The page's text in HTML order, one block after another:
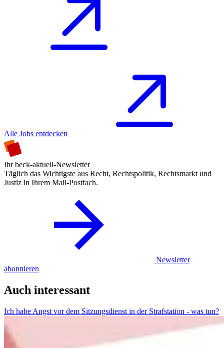
Alle Jobs entdecken
Ihr beck-aktuell-Newsletter
Täglich das Wichtigste aus Recht, Rechtspolitik, Rechtsmarkt und
Justiz in Ihrem Mail-Postfach.
Newsletter
abonnieren
Auch interessant
Ich habe Angst vor dem Sitzungsdienst in der Strafstation - was tun?